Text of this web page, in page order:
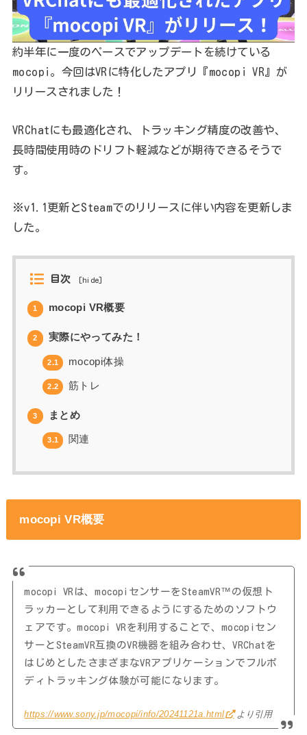
約半年に一度のペースでアップデートを続けている
mocopi。今回はVRに特化したアプリ『mocopi VR』が
リリースされました！
VRChatにも最適化され、トラッキング精度の改善や、
長時間使用時のドリフト軽減などが期待できるそうで
す。
※v1.1更新とSteamでのリリースに伴い内容を更新しま
した。
目次 [hide]
1 mocopi VR概要
2 実際にやってみた！
2.1 mocopi体操
2.2 筋トレ
3 まとめ
3.1 関連
mocopi VR概要
mocopi VRは、mocopiセンサーをSteamVR™の仮想ト
ラッカーとして利用できるようにするためのソフトウ
ェアです。mocopi VRを利用することで、mocopiセン
サーとSteamVR互換のVR機器を組み合わせ、VRChatを
はじめとしたさまざまなVRアプリケーションでフルボ
ディトラッキング体験が可能になります。
https://www.sony.jp/mocopi/info/20241121a.html より引用